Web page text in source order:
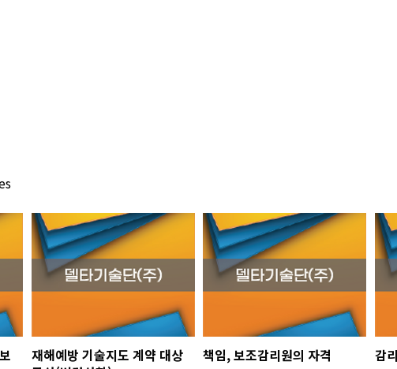
재해예방 기술지도 계약 대상
책임, 보조감리원의 자격 감